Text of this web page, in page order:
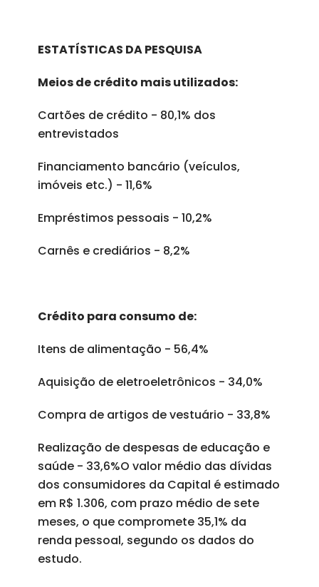
ESTATÍSTICAS DA PESQUISA
Meios de crédito mais utilizados:
Cartões de crédito - 80,1% dos
entrevistados
Financiamento bancário (veículos,
imóveis etc.) - 11,6%
Empréstimos pessoais - 10,2%
Carnês e crediários - 8,2%
Crédito para consumo de:
Itens de alimentação - 56,4%
Aquisição de eletroeletrônicos - 34,0%
Compra de artigos de vestuário - 33,8%
Realização de despesas de educação e
saúde - 33,6%O valor médio das dívidas
dos consumidores da Capital é estimado
em R$ 1.306, com prazo médio de sete
meses, o que compromete 35,1% da
renda pessoal, segundo os dados do
estudo.